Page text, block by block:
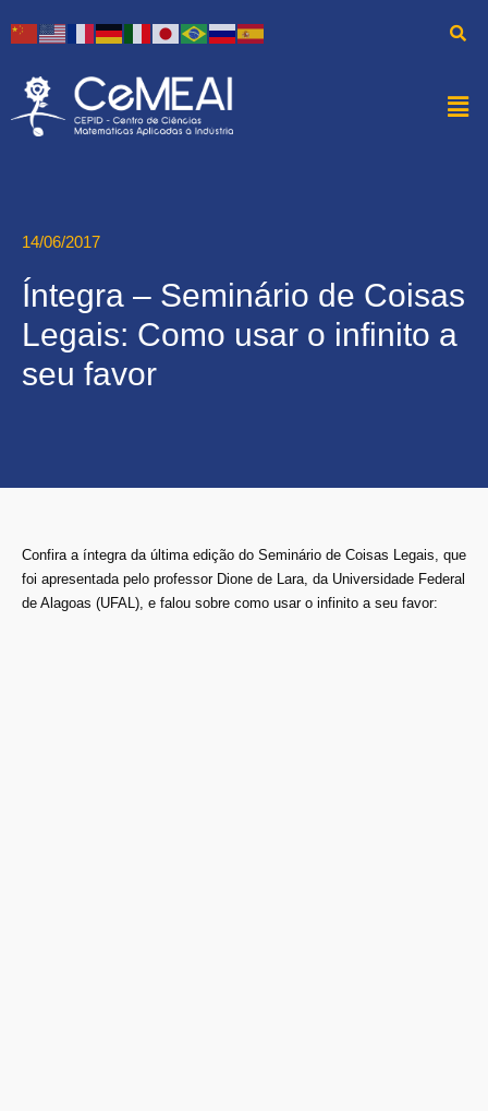
14/06/2017
Íntegra – Seminário de Coisas
Legais: Como usar o infinito a
seu favor
Confira a íntegra da última edição do Seminário de Coisas Legais, que
foi apresentada pelo professor Dione de Lara, da Universidade Federal
de Alagoas (UFAL), e falou sobre como usar o infinito a seu favor: